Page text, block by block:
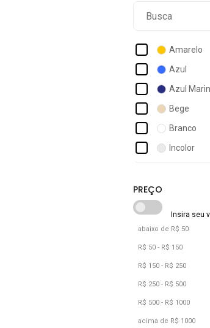
Imi Lingerie
Amarelo
Azul
Azul
Bege
Branco
Incolor
Rosa
Rosê
Verde
Vermelho
Vinho
abaixo de R$ 50
R$ 50 - R$ 150
R$ 150 - R$ 250
R$ 250 - R$ 500
R$ 500 - R$ 1000
acima de R$ 1000